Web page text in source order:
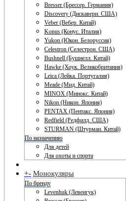
Bresser (Брессер. Германия)
Discovery (Дискавери. США)
Veber (Вебер. Китай)
Konus (Конус. Италия)
Yukon (Юкон. Белоруссия)
Celestron (Селестрон. США)
Bushnell (Бушнелл. Китай)
Hawke (Хоук. Великобритания)
Leica (Лейка. Португалия)
Meade (Мид. Китай)
MINOX (Минокс. Китай)
Nikon (Никон. Япония)
PENTAX (Пентакс. Япония)
Redfield (Редфилд. США)
STURMAN (Штурман. Китай)
По назначению
Для детей
Для охоты и спорта
+- Монокуляры
По бренду
Levenhuk (Левенгук)